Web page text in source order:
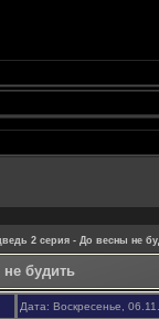
2 серия - До весны не
будить
Дата: Воскресенье,